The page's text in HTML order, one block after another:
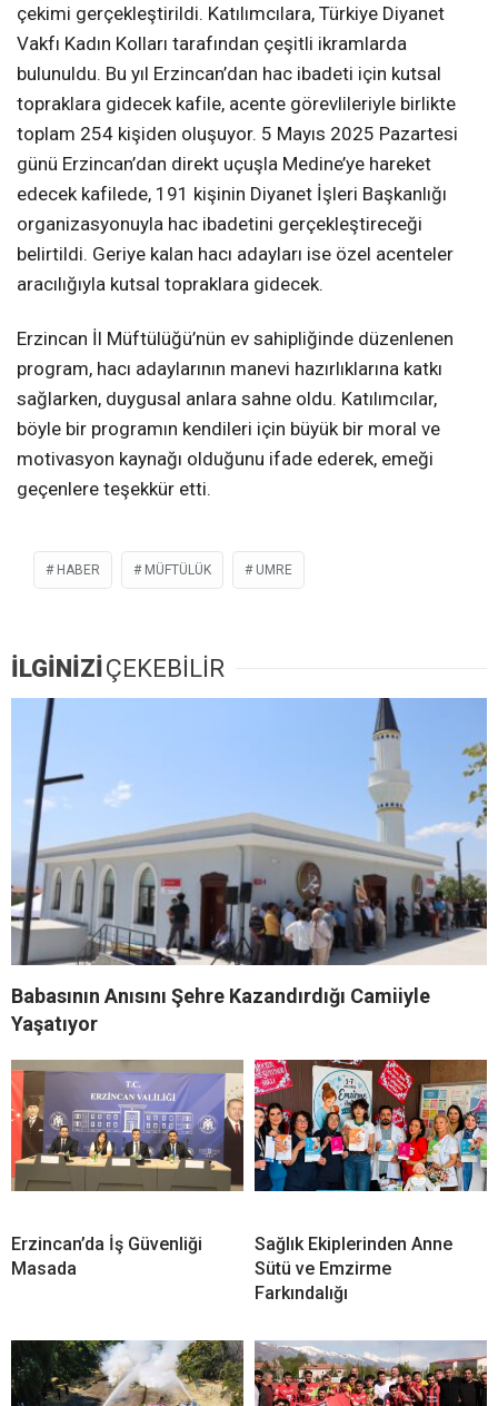
çekimi gerçekleştirildi. Katılımcılara, Türkiye Diyanet
Vakfı Kadın Kolları tarafından çeşitli ikramlarda
bulunuldu. Bu yıl Erzincan’dan hac ibadeti için kutsal
topraklara gidecek kafile, acente görevlileriyle birlikte
toplam 254 kişiden oluşuyor. 5 Mayıs 2025 Pazartesi
günü Erzincan’dan direkt uçuşla Medine’ye hareket
edecek kafilede, 191 kişinin Diyanet İşleri Başkanlığı
organizasyonuyla hac ibadetini gerçekleştireceği
belirtildi. Geriye kalan hacı adayları ise özel acenteler
aracılığıyla kutsal topraklara gidecek.
Erzincan İl Müftülüğü’nün ev sahipliğinde düzenlenen
program, hacı adaylarının manevi hazırlıklarına katkı
sağlarken, duygusal anlara sahne oldu. Katılımcılar,
böyle bir programın kendileri için büyük bir moral ve
motivasyon kaynağı olduğunu ifade ederek, emeği
geçenlere teşekkür etti.
HABER MÜFTÜLÜK UMRE
İLGİNİZİÇEKEBİLİR
Babasının Anısını Şehre Kazandırdığı Camiiyle
Yaşatıyor
Erzincan’da İş Güvenliği
Masada
Sağlık Ekiplerinden Anne
Sütü ve Emzirme
Farkındalığı